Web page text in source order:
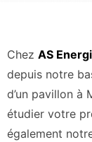
Chez AS
depuis notre
d’un pavillon à
étudier votre
également